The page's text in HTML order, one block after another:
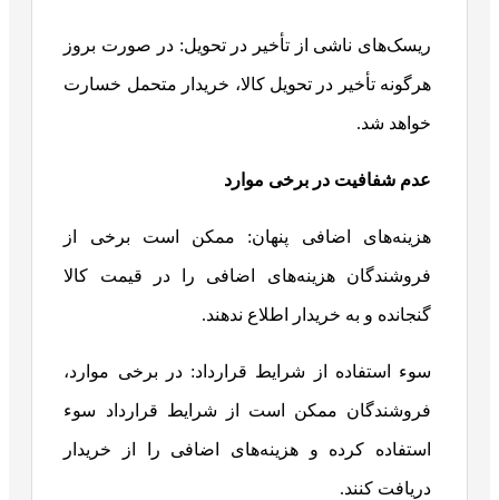
ریسک‌های ناشی از تأخیر در تحویل: در صورت بروز
هرگونه تأخیر در تحویل کالا، خریدار متحمل خسارت
خواهد شد.
عدم شفافیت در برخی موارد
هزینه‌های اضافی پنهان: ممکن است برخی از
فروشندگان هزینه‌های اضافی را در قیمت کالا
گنجانده و به خریدار اطلاع ندهند.
سوء استفاده از شرایط قرارداد: در برخی موارد،
فروشندگان ممکن است از شرایط قرارداد سوء
استفاده کرده و هزینه‌های اضافی را از خریدار
دریافت کنند.